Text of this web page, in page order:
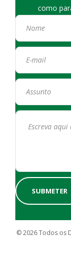
como
© 2026 Todos os